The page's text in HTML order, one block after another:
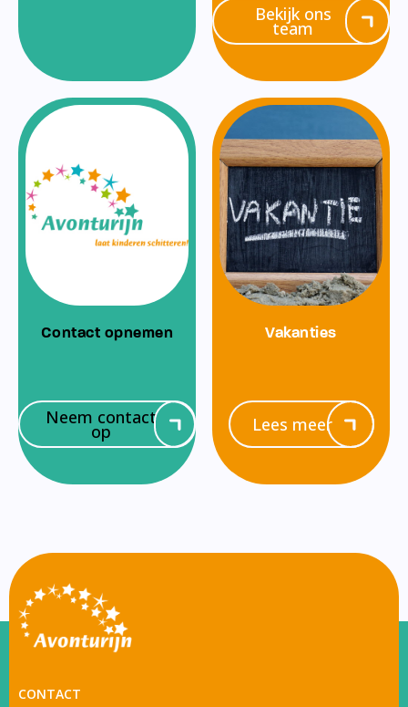
Bekijk ons
team
Contact opnemen
Neem contact
op
Vakanties
Lees meer
CONTACT